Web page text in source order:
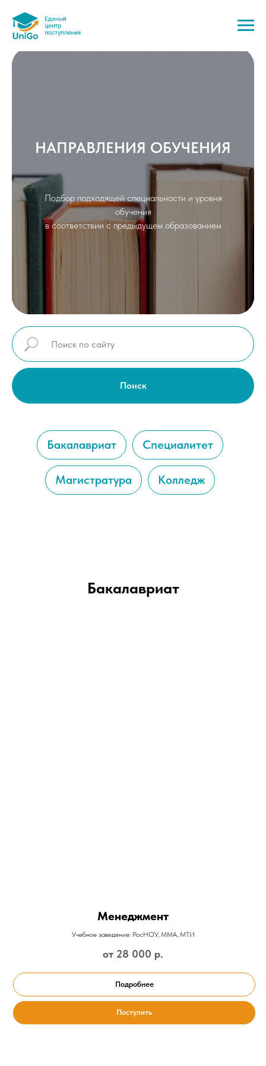
НАПРАВЛЕНИЯ ОБУЧЕНИЯ
Подбор подходящей специальности и уровня
обучения
в соответствии с предыдущем образованием
Поиск
Бакалавриат Cпециалитет
Магистратура Колледж
Бакалавриат
Менеджмент
Учебное заведение: РосНОУ, ММА, МТИ
от 28 000 р.
Подробнее
Поступить